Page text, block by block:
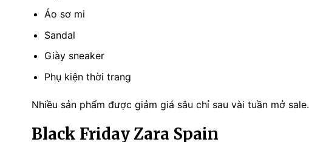
Áo sơ mi
Sandal
Giày sneaker
Phụ kiện thời trang
Nhiều sản phẩm được giảm giá sâu chỉ sau vài tuần mở sale.
Black Friday Zara Spain